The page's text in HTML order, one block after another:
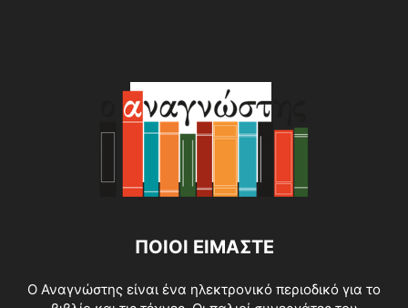
ΠΟΙΟΙ ΕΙΜΑΣΤΕ
O Αναγνώστης είναι ένα ηλεκτρονικό περιοδικό για το